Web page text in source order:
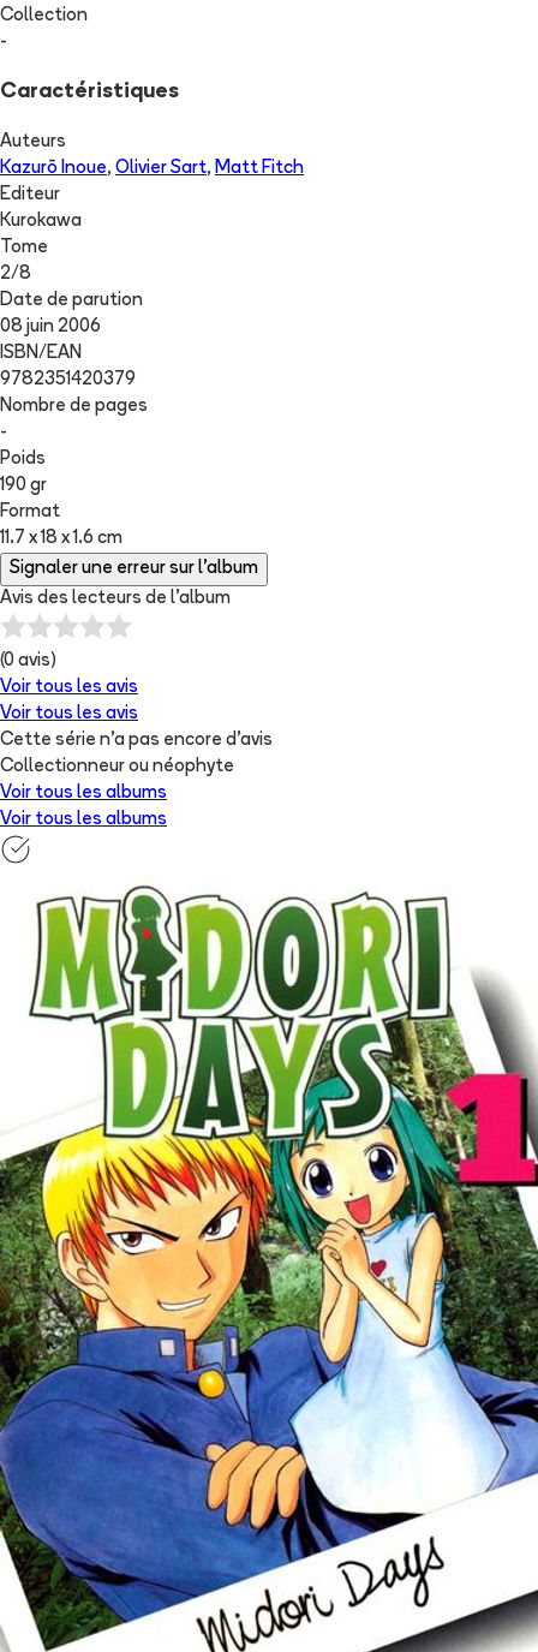
Collection
-
Caractéristiques
Auteurs
Kazurō Inoue, Olivier Sart, Matt Fitch
Editeur
Kurokawa
Tome
2/8
Date de parution
08 juin 2006
ISBN/EAN
9782351420379
Nombre de pages
-
Poids
190 gr
Format
11.7 x 18 x 1.6 cm
Signaler une erreur sur l'album
Avis des lecteurs de l'album
(0 avis)
Voir tous les avis
Voir tous les avis
Cette série n'a pas encore d'avis
Collectionneur ou néophyte
Voir tous les albums
Voir tous les albums